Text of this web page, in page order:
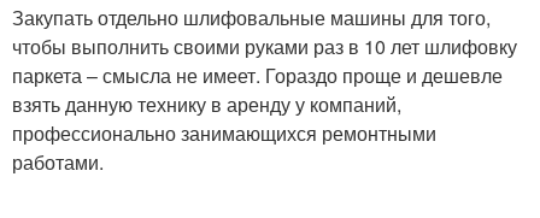
Закупать отдельно шлифовальные машины для того,
чтобы выполнить своими руками раз в 10 лет шлифовку
паркета – смысла не имеет. Гораздо проще и дешевле
взять данную технику в аренду у компаний,
профессионально занимающихся ремонтными
работами.